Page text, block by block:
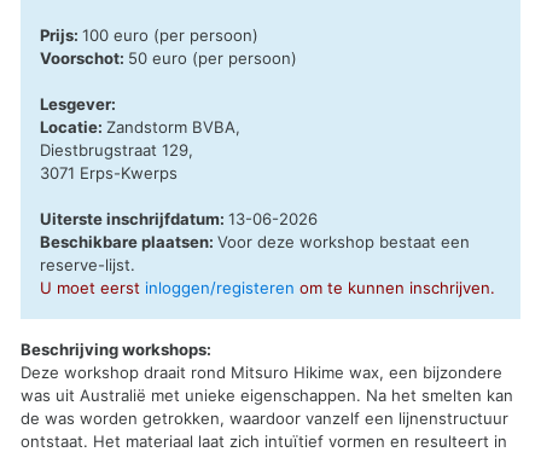
Prijs:100 euro (per persoon)
Voorschot: 50 euro (per persoon)
Lesgever:
Locatie: Zandstorm BVBA,
Diestbrugstraat 129,
3071 Erps-Kwerps
Uiterste inschrijfdatum:13-06-2026
Beschikbare plaatsen:Voor deze workshop bestaat een
reserve-lijst.
U moet eerst inloggen/registeren om te kunnen inschrijven.
Beschrijving workshops:
Deze workshop draait rond Mitsuro Hikime wax, een bijzondere
was uit Australië met unieke eigenschappen. Na het smelten kan
de was worden getrokken, waardoor vanzelf een lijnenstructuur
ontstaat. Het materiaal laat zich intuïtief vormen en resulteert in